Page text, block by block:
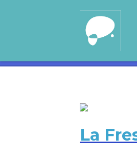
La